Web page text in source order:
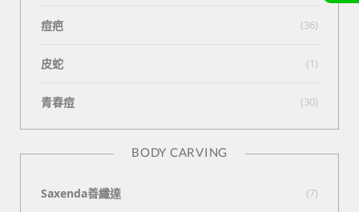
痘疤 (36)
皮蛇 (1)
青春痘 (30)
BODY CARVING
Saxenda善纖達 (7)